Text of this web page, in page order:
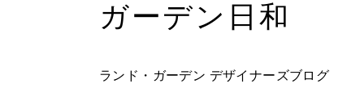
ガーデン日和
ランド・ガーデン デザイナーズブログ